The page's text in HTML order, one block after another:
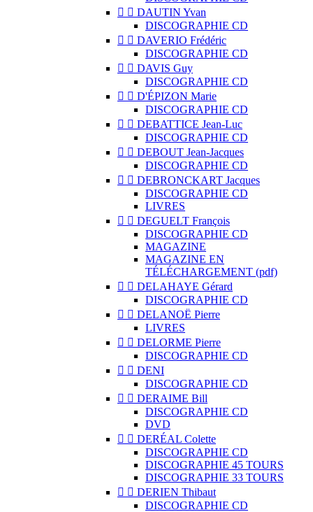
  DAUTIN Yvan
DISCOGRAPHIE CD
  DAVERIO Frédéric
DISCOGRAPHIE CD
  DAVIS Guy
DISCOGRAPHIE CD
  D'ÉPIZON Marie
DISCOGRAPHIE CD
  DEBATTICE Jean-Luc
DISCOGRAPHIE CD
  DEBOUT Jean-Jacques
DISCOGRAPHIE CD
  DEBRONCKART Jacques
DISCOGRAPHIE CD
LIVRES
  DEGUELT François
DISCOGRAPHIE CD
MAGAZINE
MAGAZINE EN
TÉLÉCHARGEMENT (pdf)
  DELAHAYE Gérard
DISCOGRAPHIE CD
  DELANOË Pierre
LIVRES
  DELORME Pierre
DISCOGRAPHIE CD
  DENI
DISCOGRAPHIE CD
  DERAIME Bill
DISCOGRAPHIE CD
DVD
  DERÉAL Colette
DISCOGRAPHIE CD
DISCOGRAPHIE 45 TOURS
DISCOGRAPHIE 33 TOURS
  DERIEN Thibaut
DISCOGRAPHIE CD